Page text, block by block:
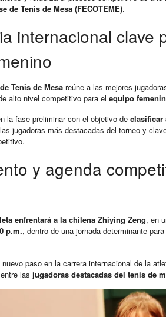
de Tenis de Mesa (FECOTEME).
internacional clave
Tenis de Mesa reúne a las mejores
alto nivel competitivo para el equipo
la fase preliminar con el objetivo de clasificar
jugadoras más destacadas del torneo y
y agenda
enfrentará a la chilena Zhiying Zeng, en
p.m., dentro de una jornada determinante
paso en la carrera internacional de la
las jugadoras destacadas del tenis de